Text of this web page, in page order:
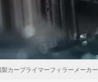
製カープライマーフィラーメーカー